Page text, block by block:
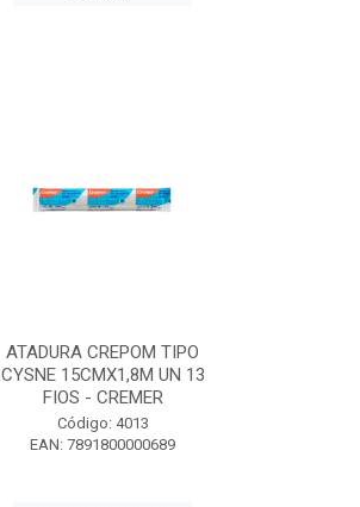
ATADURA CREPOM TIPO
CYSNE 15CMX1,8M UN 13
FIOS - CREMER
Código: 4013
EAN: 7891800000689